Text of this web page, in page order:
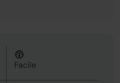
Facile